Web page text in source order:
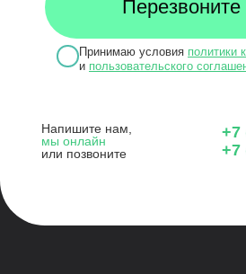
Принимаю условия политики
и пользовательского
Напишите нам,
мы онлайн
или позвоните
+7
+7